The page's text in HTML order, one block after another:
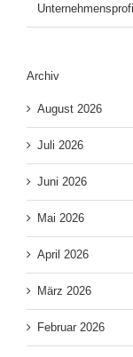
Archiv
August 2026
Juli 2026
Juni 2026
Mai 2026
April 2026
März 2026
Februar 2026